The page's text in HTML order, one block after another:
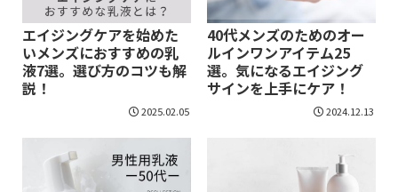
エイジングケアを始めた
いメンズにおすすめの乳
液7選。選び方のコツも解
説！
2025.02.05
40代メンズのためのオー
ルインワンアイテム25
選。気になるエイジング
サインを上手にケア！
2024.12.13